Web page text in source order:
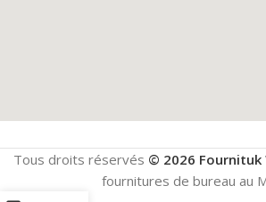
Tous droits réservés © 2026 Fournituk
fournitures de bureau au